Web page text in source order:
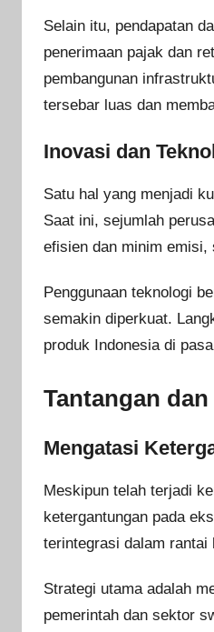
Selain itu, pendapatan
penerimaan pajak dan
pembangunan
tersebar luas dan
Inovasi dan
Satu hal yang menjadi
Saat ini, sejumlah
efisien dan minim emisi,
Penggunaan teknologi
semakin diperkuat.
produk Indonesia di
Tantangan
Mengatasi
Meskipun telah terjadi
ketergantungan pada
terintegrasi dalam rantai
Strategi utama adalah
pemerintah dan sektor